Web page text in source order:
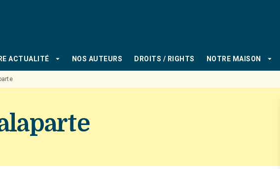
ACTUALITÉ arrow_drop_down NOS AUTEURS DROITS / RIGHTS NOTRE MAISON arrow_drop_down